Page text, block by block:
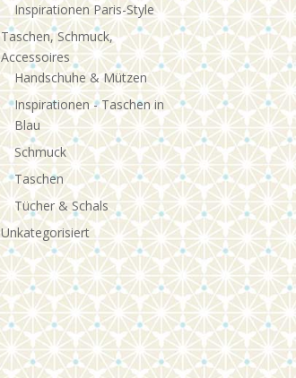
Inspirationen Paris-Style
Taschen, Schmuck,
Accessoires
Handschuhe & Mützen
Inspirationen - Taschen in
Blau
Schmuck
Taschen
Tücher & Schals
Unkategorisiert